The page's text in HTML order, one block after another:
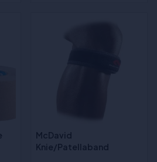
McDavid
Knie/Patellaband